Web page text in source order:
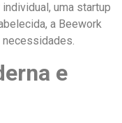
uma startup
a Beework
e